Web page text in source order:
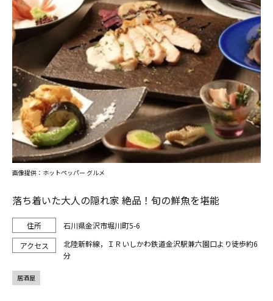
落ち着いた大人の隠れ家 絶品！旬の鮮魚を堪能
石川県金沢市堀川町5-6
北陸新幹線，ＩＲいしかわ鉄道金沢駅兼六園口より徒歩約6
分
画像提供：ホットペッパー グルメ
居酒屋